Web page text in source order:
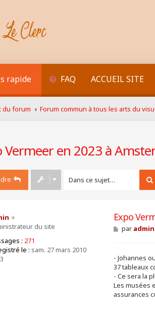
rapide FAQ ACCUEIL SITE
du forum Forum commun à tous les arts du
Vermeer en 2023 à
du site
: 271
le : sam. 27 mars 2010
Expo
M
e
a
g
e
par admin
- Johannes
37 tableaux
- Ce sera la
Les musées
assurances